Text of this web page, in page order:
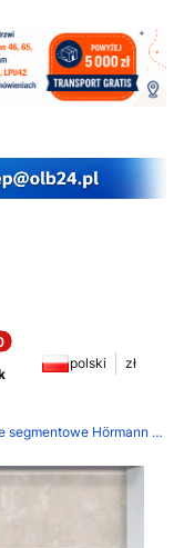
w koszyku: 0.
polski zł
Bramy garażowe segmentowe Hörmann LPU 42